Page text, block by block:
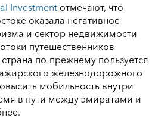
Investment отмечают, что
оказала негативное
и сектор недвижимости
путешественников
по-прежнему пользуется
железнодорожного
мобильность внутри
в пути между эмиратами и